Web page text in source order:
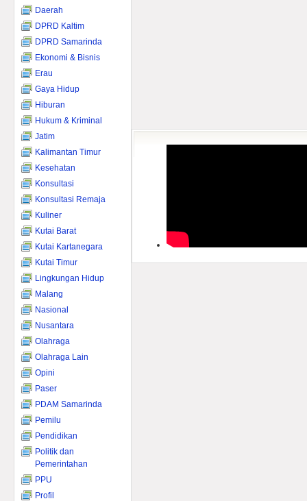
Daerah
DPRD Kaltim
DPRD Samarinda
Ekonomi & Bisnis
Erau
Gaya Hidup
Hiburan
Hukum & Kriminal
Jatim
Kalimantan Timur
Kesehatan
Konsultasi
Konsultasi Remaja
Kuliner
Kutai Barat
Kutai Kartanegara
Kutai Timur
Lingkungan Hidup
Malang
Nasional
Nusantara
Olahraga
Olahraga Lain
Opini
Paser
PDAM Samarinda
Pemilu
Pendidikan
Politik dan
Pemerintahan
PPU
Profil